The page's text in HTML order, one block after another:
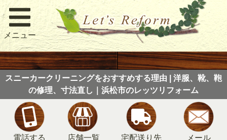
メニュー
スニーカークリーニングをおすすめする理由 | 洋服、靴、鞄
の修理、寸法直し｜浜松市のレッツリフォーム
電話する 店舗一覧 宅配送り先 メール